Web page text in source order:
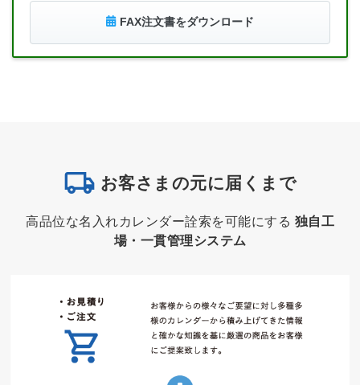
FAX注文書をダウンロード
お客さまの元に届くまで
高品位な名入れカレンダー詮索を可能にする 独自工
場・一貫管理システム